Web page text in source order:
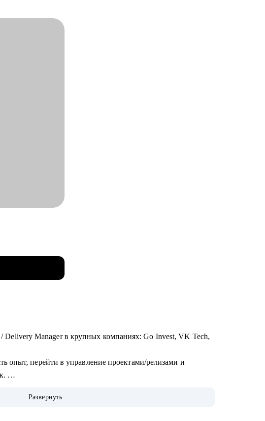
/ Delivery Manager в крупных компаниях: Go Invest, VK Tech,
опыт, перейти в управление проектами/релизами и
ИТ-услугами
Развернуть